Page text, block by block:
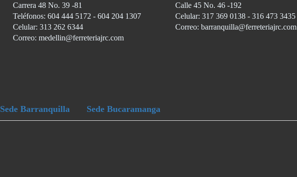
Carrera 48 No. 39 -81
Teléfonos: 604 444 5172 - 604 204 1307
Celular: 313 262 6344
Correo: medellin@ferreteriajrc.com
Calle 45 No. 46 -192
Celular: 317 369 0138 - 316 473 3435
Correo: barranquilla@ferreteriajrc.com
Sede Barranquilla Sede Bucaramanga